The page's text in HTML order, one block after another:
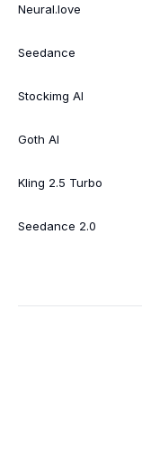
Neural.love
Seedance
Stockimg AI
Goth AI
Kling 2.5 Turbo
Seedance 2.0